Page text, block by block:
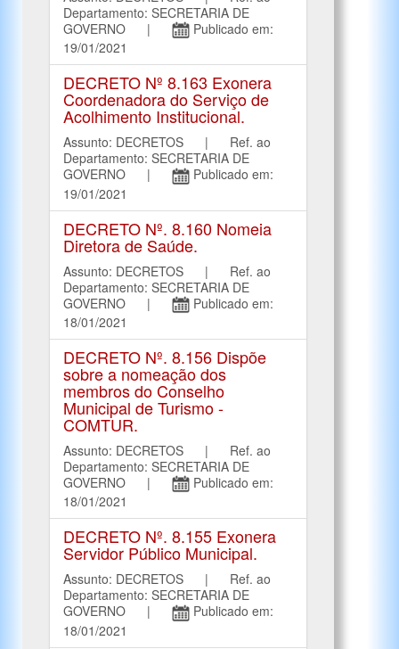
Departamento: SECRETARIA DE
GOVERNO |
Publicado em:
19/01/2021
DECRETO Nº 8.163 Exonera
Coordenadora do Serviço de
Acolhimento Institucional.
Assunto: DECRETOS | Ref. ao
Departamento: SECRETARIA DE
GOVERNO |
Publicado em:
19/01/2021
DECRETO Nº. 8.160 Nomeia
Diretora de Saúde.
Assunto: DECRETOS | Ref. ao
Departamento: SECRETARIA DE
GOVERNO |
Publicado em:
18/01/2021
DECRETO Nº. 8.156 Dispõe
sobre a nomeação dos
membros do Conselho
Municipal de Turismo -
COMTUR.
Assunto: DECRETOS | Ref. ao
Departamento: SECRETARIA DE
GOVERNO |
Publicado em:
18/01/2021
DECRETO Nº. 8.155 Exonera
Servidor Público Municipal.
Assunto: DECRETOS | Ref. ao
Departamento: SECRETARIA DE
GOVERNO |
Publicado em:
18/01/2021